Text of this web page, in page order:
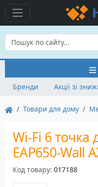
Бренди
Акції зі
Товари для дому
Wi-Fi 6 точка
EAP650-Wall
Код товару: 017188